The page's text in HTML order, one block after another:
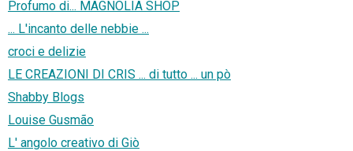
Profumo di... MAGNOLIA SHOP
... L'incanto delle nebbie ...
croci e delizie
LE CREAZIONI DI CRIS ... di tutto ... un pò
Shabby Blogs
Louise Gusmão
L' angolo creativo di Giò